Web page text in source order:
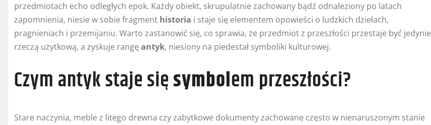
przedmiotach echo odległych epok. Każdy obiekt, skrupulatnie zachowany bądź odnaleziony po latach
zapomnienia, niesie w sobie fragment historia i staje się elementem opowieści o ludzkich dziełach,
pragnieniach i przemijaniu. Warto zastanowić się, co sprawia, że przedmiot z przeszłości przestaje być jedynie
rzeczą użytkową, a zyskuje rangę antyk, niesiony na piedestał symboliki kulturowej.
Czym antyk staje sięsymbolem przeszłości?
Stare naczynia, meble z litego drewna czy zabytkowe dokumenty zachowane często w nienaruszonym stanie